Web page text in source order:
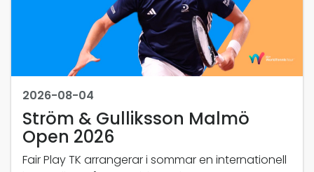
2026-08-04
Ström & Gulliksson Malmö
Open 2026
Fair Play TK arrangerar i sommar en internationell